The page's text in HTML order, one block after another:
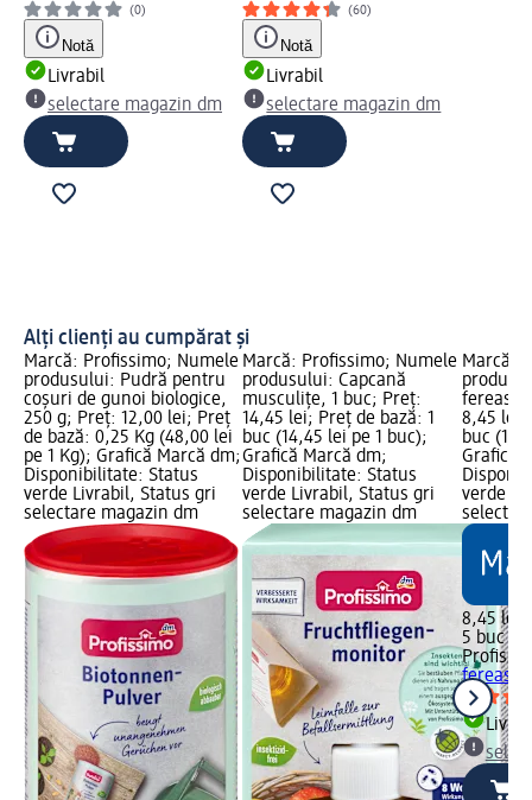
(0)
Notă
Livrabil
selectare magazin dm
(60)
Notă
Livrabil
selectare magazin dm
Alți clienți au cumpărat și
Marcă: Profissimo; Numele
produsului: Pudră pentru
coșuri de gunoi biologice,
250 g; Preț: 12,00 lei; Preț
de bază: 0,25 Kg (48,00 lei
pe 1 Kg); Grafică Marcă dm;
Disponibilitate: Status
verde Livrabil, Status gri
selectare magazin dm
Marcă: Profissimo; Numele
produsului: Capcană
musculițe, 1 buc; Preț:
14,45 lei; Preț de bază: 1
buc (14,45 lei pe 1 buc);
Grafică Marcă dm;
Disponibilitate: Status
verde Livrabil, Status gri
selectare magazin dm
Marcă:
8,45 lei;
buc
Grafică
verde
8,45 lei
5 buc